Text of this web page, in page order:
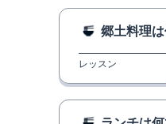
郷土料理
レッスン